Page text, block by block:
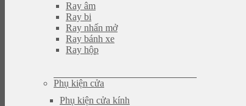
Ray âm
Ray bi
Ray nhấn mở
Ray bánh xe
Ray hộp
Phụ kiện cửa
Phụ kiện cửa kính